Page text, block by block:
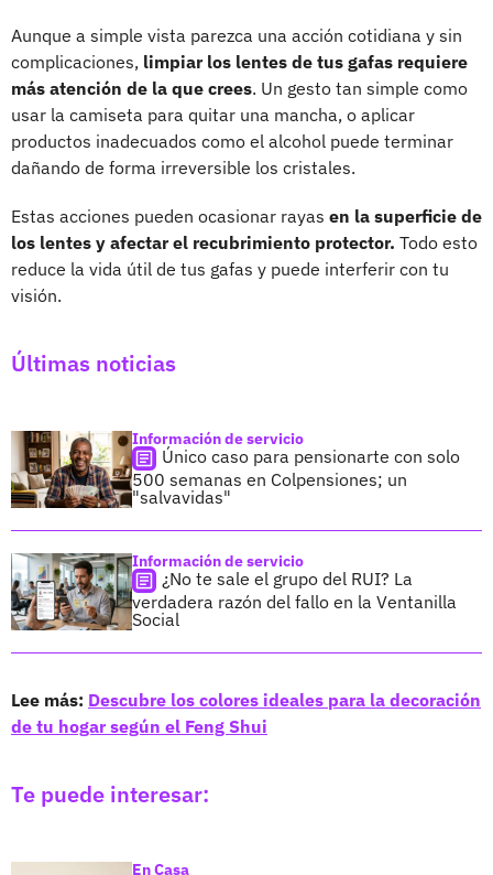
Aunque a simple vista parezca una acción cotidiana y sin
complicaciones, limpiar los lentes de tus gafas requiere
más atención de la que crees. Un gesto tan simple como
usar la camiseta para quitar una mancha, o aplicar
productos inadecuados como el alcohol puede terminar
dañando de forma irreversible los cristales.
Estas acciones pueden ocasionar rayas en la superficie de
los lentes y afectar el recubrimiento protector. Todo esto
reduce la vida útil de tus gafas y puede interferir con tu
visión.
Últimas noticias
Información de servicio
Único caso para pensionarte con solo
500 semanas en Colpensiones; un
"salvavidas"
Información de servicio
¿No te sale el grupo del RUI? La
verdadera razón del fallo en la Ventanilla
Social
Lee más: Descubre los colores ideales para la decoración
de tu hogar según el Feng Shui
Te puede interesar:
En Casa